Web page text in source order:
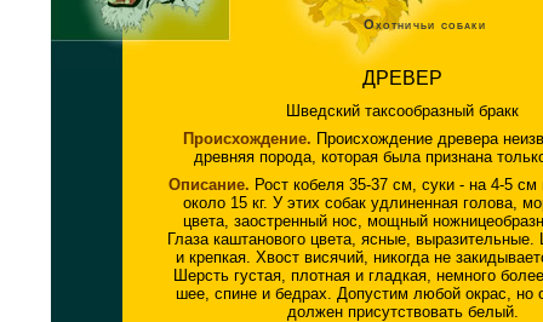
Охотничьи собаки
ДРЕВЕР
Шведский таксообразный бракк
Происхождение. Происхождение древера
древняя порода, которая была признана
Описание. Рост кобеля 35-37 см, суки - на 4-5
около 15 кг. У этих собак удлиненная голова,
цвета, заостренный нос, мощный
Глаза каштанового цвета, ясные,
и крепкая. Хвост висячий, никогда не
Шерсть густая, плотная и гладкая, немного
шее, спине и бедрах. Допустим любой окрас, но
должен присутствовать белый.